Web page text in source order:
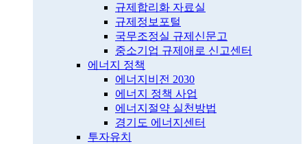
규제합리화 자료실
규제정보포털
국무조정실 규제신문고
중소기업 규제애로 신고센터
에너지 정책
에너지비전 2030
에너지 정책 사업
에너지절약 실천방법
경기도 에너지센터
투자유치